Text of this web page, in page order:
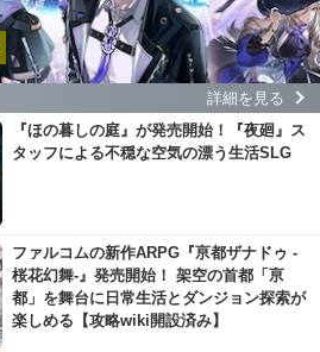
詳細を見る
『ほの暮しの庭』が発売開始！『夜廻』ス
タッフによる不穏な空気の漂う生活SLG
ファルコムの新作ARPG『亰都ザナドゥ -
桜花幻舞-』発売開始！ 架空の首都「亰
都」を舞台に日常生活とダンジョン探索が
楽しめる【攻略wiki開設済み】